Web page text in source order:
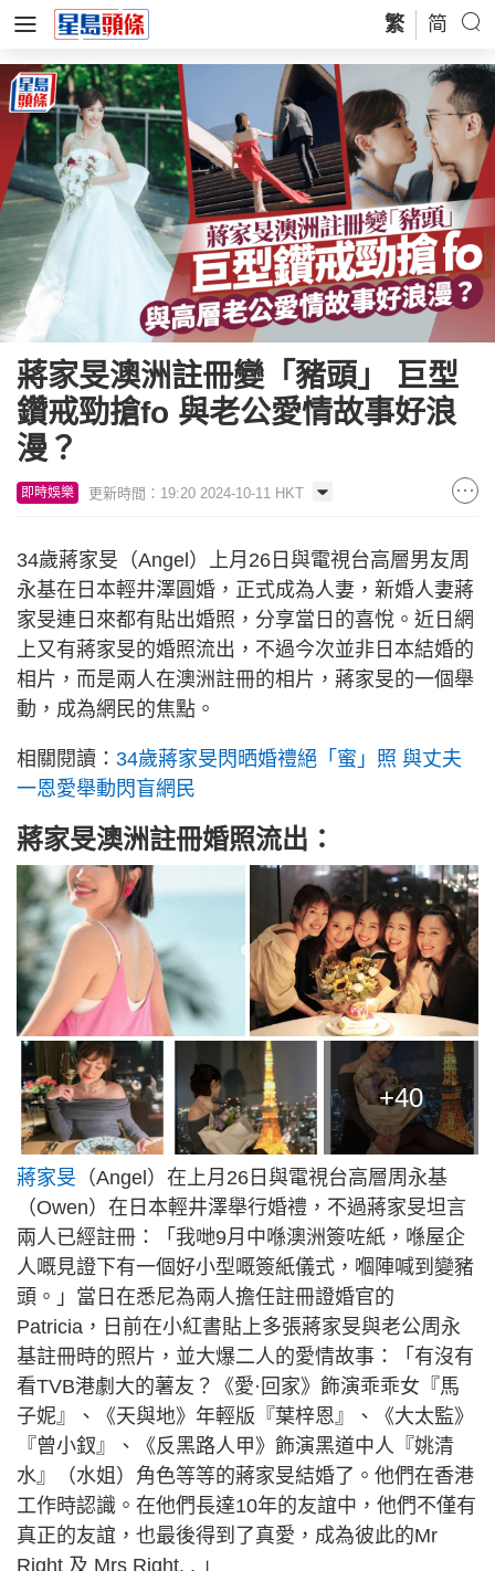
繁 简
蔣家旻澳洲註冊變「豬頭」 巨型
鑽戒勁搶fo 與老公愛情故事好浪
漫？
即時娛樂 更新時間：19:20 2024-10-11 HKT
34歲蔣家旻（Angel）上月26日與電視台高層男友周
永基在日本輕井澤圓婚，正式成為人妻，新婚人妻蔣
家旻連日來都有貼出婚照，分享當日的喜悅。近日網
上又有蔣家旻的婚照流出，不過今次並非日本結婚的
相片，而是兩人在澳洲註冊的相片，蔣家旻的一個舉
動，成為網民的焦點。
相關閱讀： 34歲蔣家旻閃晒婚禮絕「蜜」照 與丈夫
一恩愛舉動閃盲網民
蔣家旻澳洲註冊婚照流出：
+40
蔣家旻 （Angel）在上月26日與電視台高層周永基
（Owen）在日本輕井澤舉行婚禮，不過蔣家旻坦言
兩人已經註冊：「我哋9月中喺澳洲簽咗紙，喺屋企
人嘅見證下有一個好小型嘅簽紙儀式，嗰陣喊到變豬
頭。」當日在悉尼為兩人擔任註冊證婚官的
Patricia，日前在小紅書貼上多張蔣家旻與老公周永
基註冊時的照片，並大爆二人的愛情故事：「有沒有
看TVB港劇大的薯友？《愛·回家》飾演乖乖女『馬
子妮』、《天與地》年輕版『葉梓恩』、《大太監》
『曾小釵』、《反黑路人甲》飾演黑道中人『姚清
水』（水姐）角色等等的蔣家旻結婚了。他們在香港
工作時認識。在他們長達10年的友誼中，他們不僅有
真正的友誼，也最後得到了真愛，成為彼此的Mr
Right 及 Mrs Right. . 」